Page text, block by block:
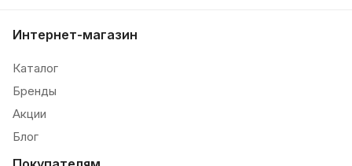
Интернет-магазин
Каталог
Бренды
Акции
Блог